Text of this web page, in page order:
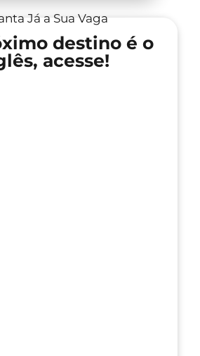
Já a Sua Vaga
destino é o
acesse!